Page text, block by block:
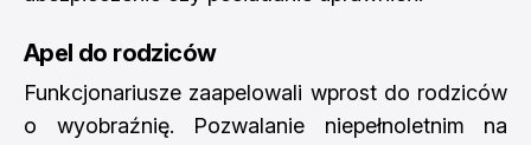
Apel do rodziców
Funkcjonariusze zaapelowali wprost do rodziców
o wyobraźnię. Pozwalanie niepełnoletnim na